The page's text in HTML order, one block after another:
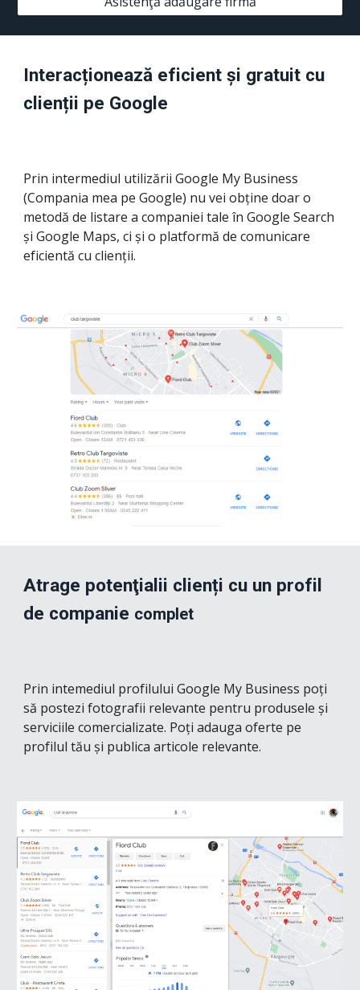
Interacționează eficient și gratuit cu
clienții pe Google
Prin intermediul utilizării Google My Business
(Compania mea pe Google) nu vei obține doar o
metodă de listare a companiei tale în Google Search
și Google Maps, ci și o platformă de comunicare
eficientă cu clienții.
Atrage potenţialii clienți cu un profil
de companie complet
Prin intemediul profilului Google My Business poți
să postezi fotografii relevante pentru produsele și
serviciile comercializate. Poți adauga oferte pe
profilul tău și publica articole relevante.